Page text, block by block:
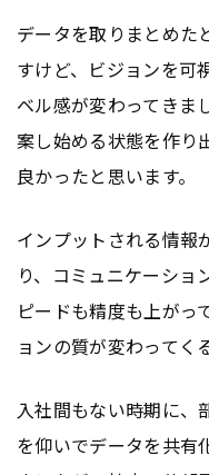
データを取りまとめた
すけど、ビジョンを可
ベル感が変わってきま
案し始める状態を作り
良かったと思います。
インプットされる情報
り、コミュニケーショ
ピードも精度も上がっ
ョンの質が変わってく
入社間もない時期に、
を仰いでデータを共有